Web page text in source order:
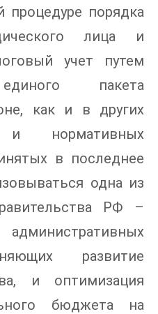
процедуре порядка
лица и
учет путем
пакета
как и в других
и нормативных
в последнее
одна из
РФ –
развитие
и оптимизация
бюджета на